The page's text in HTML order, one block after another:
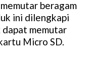
beragam
ini dilengkapi
memutar
Micro SD.